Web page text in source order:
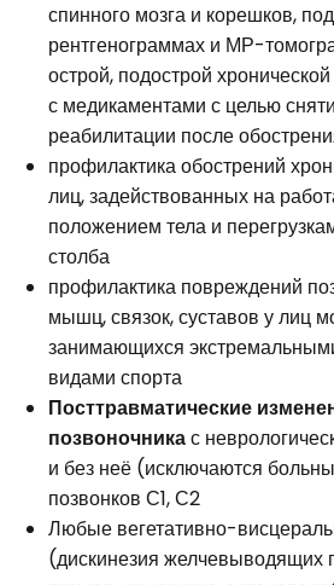
спинного мозга и корешков,
рентгенограммах и МР-
острой, подострой
с медикаментами с целью
реабилитации после
профилактика обострений
лиц, задействованных на
положением тела и
столба
профилактика повреждений
мышц, связок, суставов у лиц
занимающихся
видами спорта
Посттравматические
позвоночникас
и без неё (исключаются
позвонков С1, С2
Любые вегетативно-
(дискинезия желчевыводящих